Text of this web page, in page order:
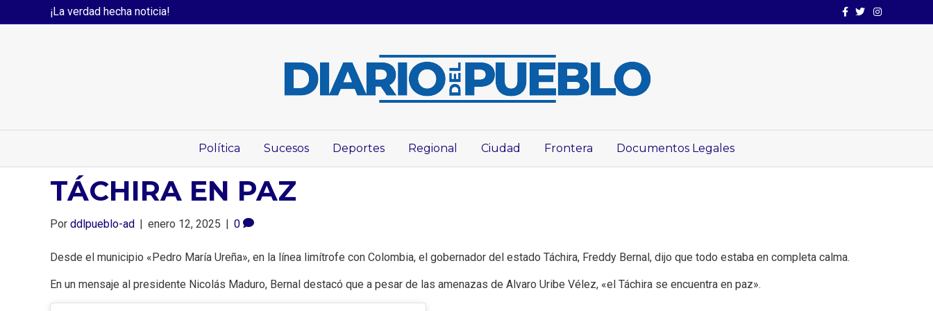
¡La verdad hecha noticia! Facebook
TwitterInstagram
Política Sucesos Deportes Regional Ciudad Frontera Documentos Legales
TÁCHIRA EN PAZ
Por ddlpueblo-ad | enero 12, 2025 | 0
Desde el municipio «Pedro María Ureña», en la línea limítrofe con Colombia, el gobernador del estado Táchira, Freddy Bernal, dijo que todo estaba en completa calma.
En un mensaje al presidente Nicolás Maduro, Bernal destacó que a pesar de las amenazas de Alvaro Uribe Vélez, «el Táchira se encuentra en paz».